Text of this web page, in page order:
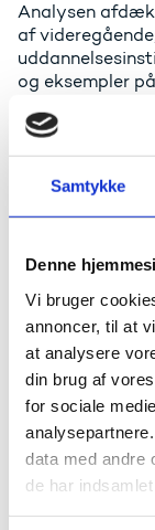
Samtykke
Denne
Vi bruger
annoncer, til at
at analysere
din brug af
for sociale
data med andre
de har
Analysen
af
og eksempler
arbejdet med
udbud af
Blandt
At
etablering
som
som høje.
At
ofte i
mest
At langt fra
med
kende deres